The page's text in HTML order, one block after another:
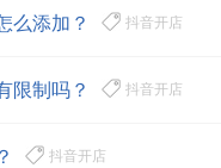
么添加？ 抖音开店
限制吗？ 抖音开店
抖音开店